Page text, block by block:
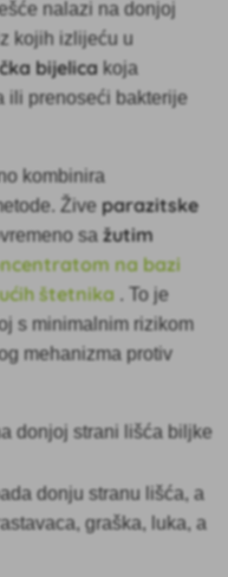
nalazi na donjoj
kojih izlijeću u
bijelica koja
ili prenoseći bakterije
kombinira
Živeparazitske
sažutim
na bazi
štetnika . To je
s minimalnim rizikom
mehanizma protiv
donju stranu lišća, a
graška, luka, a